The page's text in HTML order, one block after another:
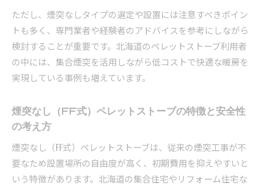
ただし、煙突なしタイプの選定や設置には注意すべきポイン
トも多く、専門業者や経験者のアドバイスを参考にしながら
検討することが重要です。北海道のペレットストーブ利用者
の中には、集合煙突を活用しながら低コストで快適な暖房を
実現している事例も増えています。
煙突なし（FF式）ペレットストーブの特徴と安全性
の考え方
煙突なし（FF式）ペレットストーブは、従来の煙突工事が不
要なため設置場所の自由度が高く、初期費用を抑えやすいと
いう特徴があります。北海道の集合住宅やリフォーム住宅な